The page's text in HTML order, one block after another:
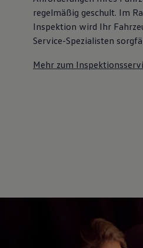
regelmäßig geschult. Im
Inspektion wird Ihr
Service-Spezialisten
Mehr zum